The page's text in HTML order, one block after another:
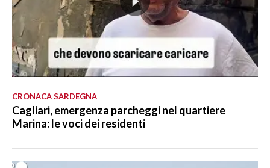
CRONACA SARDEGNA
Cagliari, emergenza parcheggi nel quartiere
Marina: le voci dei residenti